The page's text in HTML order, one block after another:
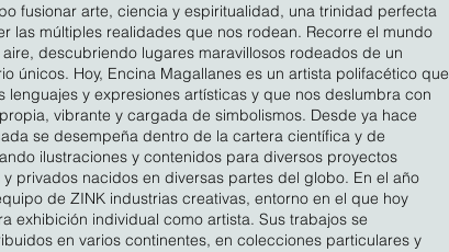
fusionar arte, ciencia y espiritualidad, una trinidad perfecta
las múltiples realidades que nos rodean. Recorre el mundo
descubriendo lugares maravillosos rodeados de un
únicos. Hoy, Encina Magallanes es un artista polifacético que
lenguajes y expresiones artísticas y que nos deslumbra con
vibrante y cargada de simbolismos. Desde ya hace
se desempeña dentro de la cartera científica y de
ilustraciones y contenidos para diversos proyectos
privados nacidos en diversas partes del globo. En el año
de ZINK industrias creativas, entorno en el que hoy
exhibición individual como artista. Sus trabajos se
en varios continentes, en colecciones particulares y